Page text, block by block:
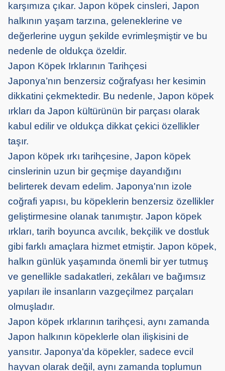
karşımıza çıkar. Japon köpek cinsleri, Japon
halkının yaşam tarzına, geleneklerine ve
değerlerine uygun şekilde evrimleşmiştir ve bu
nedenle de oldukça özeldir.
Japon Köpek Irklarının Tarihçesi
Japonya’nın benzersiz coğrafyası her kesimin
dikkatini çekmektedir. Bu nedenle, Japon köpek
ırkları da Japon kültürünün bir parçası olarak
kabul edilir ve oldukça dikkat çekici özellikler
taşır.
Japon köpek ırkı tarihçesine, Japon köpek
cinslerinin uzun bir geçmişe dayandığını
belirterek devam edelim. Japonya'nın izole
coğrafi yapısı, bu köpeklerin benzersiz özellikler
geliştirmesine olanak tanımıştır. Japon köpek
ırkları, tarih boyunca avcılık, bekçilik ve dostluk
gibi farklı amaçlara hizmet etmiştir. Japon köpek,
halkın günlük yaşamında önemli bir yer tutmuş
ve genellikle sadakatleri, zekâları ve bağımsız
yapıları ile insanların vazgeçilmez parçaları
olmuşladır.
Japon köpek ırklarının tarihçesi, aynı zamanda
Japon halkının köpeklerle olan ilişkisini de
yansıtır. Japonya'da köpekler, sadece evcil
hayvan olarak değil, aynı zamanda toplumun